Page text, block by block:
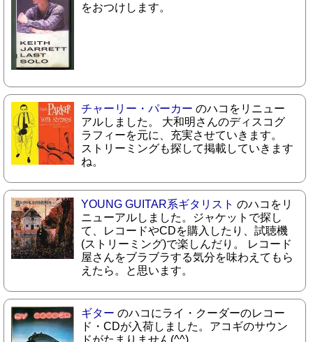
をおつけします。
チャーリー・パーカー のハコをリニュー
アルしました。 大和明さんのディスコグ
ラフィーを元に、充実させていきます。
ストリーミングも探して掲載していきます
ね。
YOUNG GUITAR系ギタリスト のハコをリ
ニューアルしました。ジャケットで探し
て、レコードやCDを購入したり、試聴機
(ストリーミング)で楽しんだり。 レコード
屋さんをブラブラする気分を味わえてもら
えたら。と思います。
ギター のハコにライ・クーダーのレコー
ド・CDが入荷しました。アコギのサウン